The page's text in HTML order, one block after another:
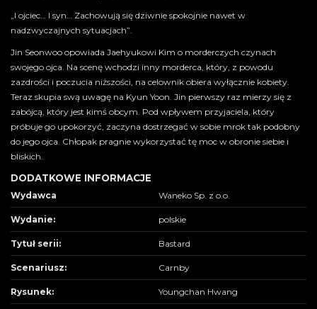
„I ojciec… I syn… Zachowują się dziwnie spokojnie nawet w
nadzwyczajnych sytuacjach”.
Jin Seonwoo opowiada Jaehyukowi Kim o morderczych czynach
swojego ojca. Na scenę wchodzi inny morderca, który, z powodu
zazdrości i poczucia niższości, na celownik obiera wyłącznie kobiety.
Teraz skupia swą uwagę na Kyun Yoon. Jin pierwszy raz mierzy się z
zabójcą, który jest kimś obcym. Pod wpływem przyjaciela, który
próbuje go upokorzyć, zaczyna dostrzegać w sobie mrok tak podobny
do jego ojca. Chłopak pragnie wykorzystać tę moc w obronie siebie i
bliskich.
DODATKOWE INFORMACJE
Wydawca Waneko Sp. z o.o.
Wydanie: polskie
Tytuł serii: Bastard
Scenariusz: Carnby
Rysunek: Youngchan Hwang